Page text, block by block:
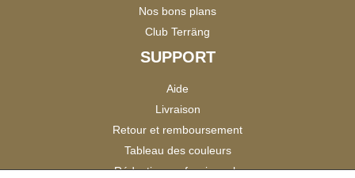
Nos bons plans
Club Terräng
SUPPORT
Aide
Livraison
Retour et remboursement
Tableau des couleurs
Réduction professionnels